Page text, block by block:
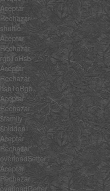
Aceptar
Rechazar
shuffle
Aceptar
Rechazar
rgbToHsb
Aceptar
Rechazar
hsbToRgb
Aceptar
Rechazar
$family
$hidden
Aceptar
Rechazar
overloadSetter
Aceptar
Rechazar
overloadGetter